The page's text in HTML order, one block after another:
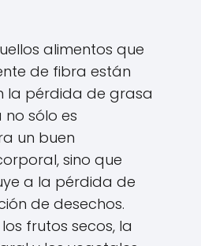
alimentos que
de fibra están
la pérdida de grasa
sólo es
un buen
sino que
a la pérdida de
de desechos.
frutos secos, la